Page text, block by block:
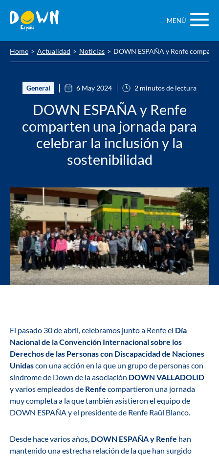
contenido
MENÚ
Home Actualidad Noticias DOWN ESPAÑA y Renfe
General 6 May 2024 2 minutos de lectura
DOWN ESPAÑA y Renfe
comparten una jornada para
celebrar la inclusión y la
sostenibilidad
El pasado 30 de abril, celebramos junto a Renfe el Día
Nacional de la Convención Internacional sobre los
Derechos de las Personas con Discapacidad de Naciones
Unidascon una acción en la que un grupo de personas con
síndrome de Down de la asociación DOWN VALLADOLID
y varios empleados de Renfe compartieron una jornada
muy completa a la que también asistieron el equipo de
DOWN ESPAÑA y el presidente de Renfe Raül Blanco.
Desde hace varios años, DOWN ESPAÑA y Renfe han
mantenido una estrecha relación de la que han surgido